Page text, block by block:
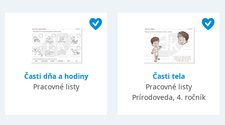
Časti dňa a hodiny
Pracovné listy
Časti tela
Pracovné listy
Prírodoveda, 4. ročník